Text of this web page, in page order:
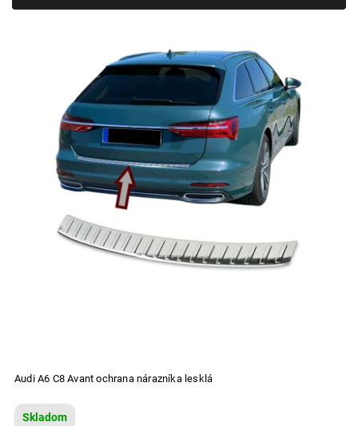
Najdrahšie
Audi A6 C8 Avant ochrana nárazníka lesklá
Skladom